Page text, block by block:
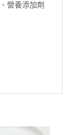
營養添加劑